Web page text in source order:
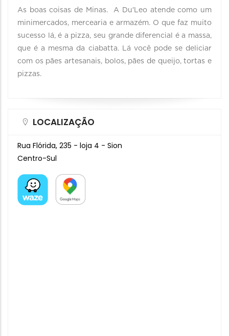
As boas coisas de Minas. A Du'Leo atende como um
minimercados, mercearia e armazém. O que faz muito
sucesso lá, é a pizza, seu grande diferencial é a massa,
que é a mesma da ciabatta. Lá você pode se deliciar
com os pães artesanais, bolos, pães de queijo, tortas e
pizzas.
LOCALIZAÇÃO
Rua Flórida, 235 - loja 4 - Sion
Centro-Sul